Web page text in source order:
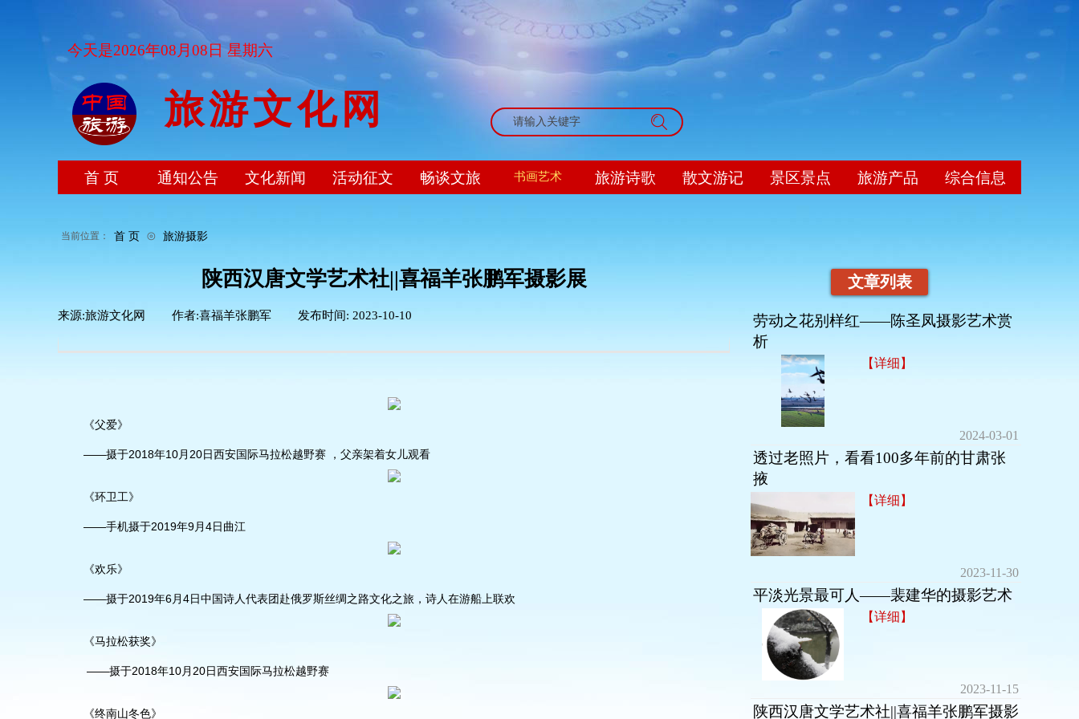
旅游文化网
首 页 ⊙ 旅游摄影
当前位置：
搜索
首 页 通知公告 文化新闻 活动征文 畅谈文旅 书画艺术 旅游诗歌 散文游记 景区景点 旅游产品 综合信息
今天是2026年08月08日 星期六
陕西汉唐文学艺术社||喜福羊张鹏军摄影展
来源:旅游文化网 作者:喜福羊张鹏军 发布时间: 2023-10-10
《父爱》
——摄于2018年10月20日西安国际马拉松越野赛 ，父亲架着女儿观看
《环卫工》
——手机摄于2019年9月4日曲江
《欢乐》
——摄于2019年6月4日中国诗人代表团赴俄罗斯丝绸之路文化之旅，诗人在游船上联欢
《马拉松获奖》
——摄于2018年10月20日西安国际马拉松越野赛
《终南山冬色》
文章列表
劳动之花别样红——陈圣凤摄影艺术赏
析
【详细】
2024-03-01
透过老照片，看看100多年前的甘肃张
掖
【详细】
2023-11-30
平淡光景最可人——裴建华的摄影艺术
【详细】
2023-11-15
陕西汉唐文学艺术社||喜福羊张鹏军摄影